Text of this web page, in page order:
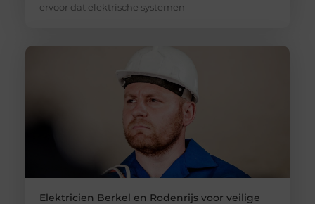
ervoor dat elektrische systemen
Elektricien Berkel en Rodenrijs voor veilige